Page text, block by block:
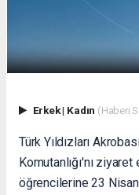
Erkek| Kadın (Haberi
Türk Yıldızları
Komutanlığı'nı
öğrencilerine 23